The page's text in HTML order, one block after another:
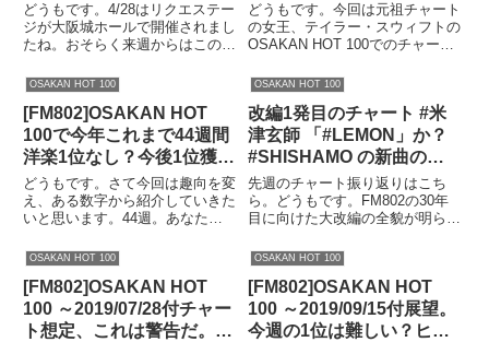
#802HOT100
#docomoosakanhot100
どうもです。4/28はリクエステー
ジが大阪城ホールで開催されまし
たね。おそらく来週からはこの話
な中ですが、今年のACCESS!キ
ャンペーンソングの「栞」が全国
のTSUTAYAでレンタルできるよ
うになりました。大...
チャートイン全楽曲紹介
どうもです。今回は元祖チャート
の女王、テイラー・スウィフトの
OSAKAN HOT 100でのチャート
スウィフティーズのみなさんはぜ
ひご覧ください。2019年4月26日
に新曲「ME!」が急遽リリースと
なったテイラ...
OSAKAN HOT 100
[FM802]OSAKAN HOT
100で今年これまで44週間
洋楽1位なし？今後1位獲れ
るの？徹底検証！
どうもです。さて今回は趣向を変
え、ある数字から紹介していきた
いと思います。44週。あなたは
実はこれ、「OSAKAN HOT
100」で現在、邦楽曲が1位を連
続して獲り続けている週のことで
す。逆に言うと、この44...
OSAKAN HOT 100
改編1発目のチャート #米
津玄師 「#LEMON」か？
#SHISHAMO の新曲の感
想？ #FM802 OSAKAN
HOT 100 4/1付チャート展
望 #802HOT100
先週のチャート振り返りはこち
ら。どうもです。FM802の30年
目に向けた大改編の全貌が明らか
介しておりますので是非ご覧にな
ってください。平日を中心に番組
数が増えた、1時間や2時間の番
組が出来たことで選曲傾向が変...
OSAKAN HOT 100
[FM802]OSAKAN HOT
100 ～2019/07/28付チャー
ト想定、これは警告だ。操
OSAKAN HOT 100
[FM802]OSAKAN HOT
100 ～2019/09/15付展望。
今週の1位は難しい？ヒゲ